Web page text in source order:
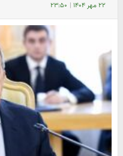
۲۲ مهر ۱۴۰۴ | ۲۳:۵۰